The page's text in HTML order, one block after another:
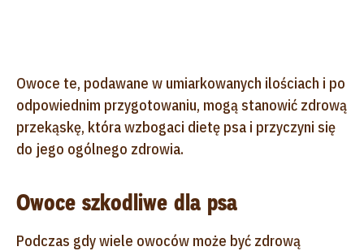
Owoce te, podawane w umiarkowanych ilościach i po
odpowiednim przygotowaniu, mogą stanowić zdrową
przekąskę, która wzbogaci dietę psa i przyczyni się
do jego ogólnego zdrowia.
Owoce szkodliwe dla psa
Podczas gdy wiele owoców może być zdrową